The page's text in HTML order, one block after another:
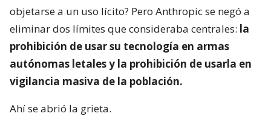
objetarse a un uso lícito? Pero Anthropic se negó a
eliminar dos límites que consideraba centrales: la
prohibición de usar su tecnología en armas
autónomas letales y la prohibición de usarla en
vigilancia masiva de la población.
Ahí se abrió la grieta.